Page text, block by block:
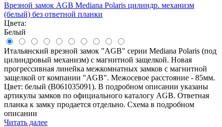
Врезной замок AGB Mediana Polaris цилиндр. механизм
(белый) без ответной планки
Цвета:
Белый
Итальянский врезной замок "AGB" серии Mediana Polaris (под
цилиндровый механизм) с магнитной защелкой. Новая
прогрессивная линейка межкомнатных замков с магнитной
защелкой от компании "AGB". Межосевое расстояние - 85мм.
Цвет: белый (B061035091). В подробном описании указаны
артикулы замков по официального каталогу AGB. Ответная
планка к замку продается отдельно. Схема в подробном
описании
Читать далее